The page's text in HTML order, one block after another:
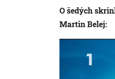
O šedých
Martin Belej: